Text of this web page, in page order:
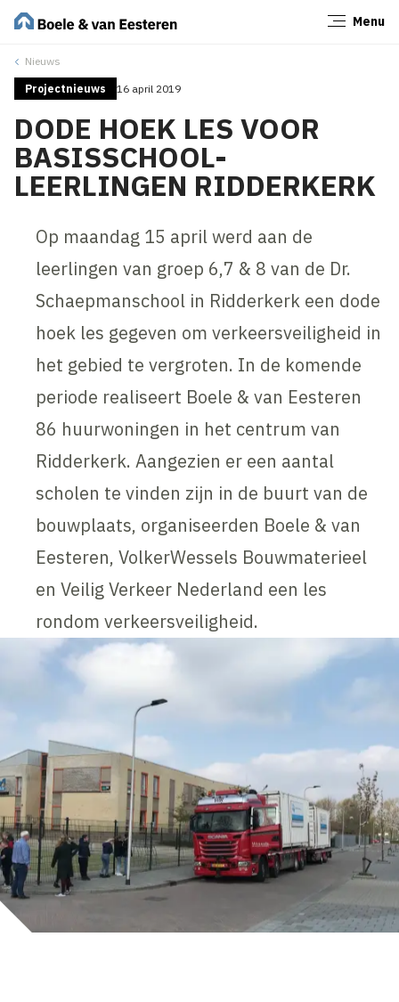
Menu
Nieuws
Projectnieuws 16 april 2019
DODE HOEK LES VOOR
BASISSCHOOL-
LEERLINGEN RIDDERKERK
Op maandag 15 april werd aan de
leerlingen van groep 6,7 & 8 van de Dr.
Schaepmanschool in Ridderkerk een dode
hoek les gegeven om verkeersveiligheid in
het gebied te vergroten. In de komende
periode realiseert Boele & van Eesteren
86 huurwoningen in het centrum van
Ridderkerk. Aangezien er een aantal
scholen te vinden zijn in de buurt van de
bouwplaats, organiseerden Boele & van
Eesteren, VolkerWessels Bouwmaterieel
en Veilig Verkeer Nederland een les
rondom verkeersveiligheid.
Sluiten